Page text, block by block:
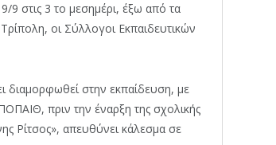
9 στις 3 το μεσημέρι, έξω από τα
οι Σύλλογοι Εκπαιδευτικών
διαμορφωθεί στην εκπαίδευση, με
πριν την έναρξη της σχολικής
Ρίτσος», απευθύνει κάλεσμα σε